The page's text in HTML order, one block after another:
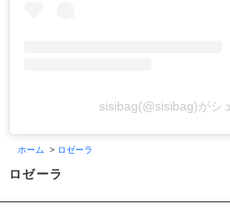
sisibag(@sisibag)がシ
ホーム > ロゼーラ
ロゼーラ